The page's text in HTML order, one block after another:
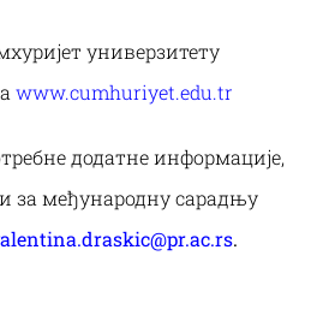
универзитету
www.cumhuriyet.edu.tr
додатне информације,
за међународну сарадњу
.draskic@pr.ac.rs.